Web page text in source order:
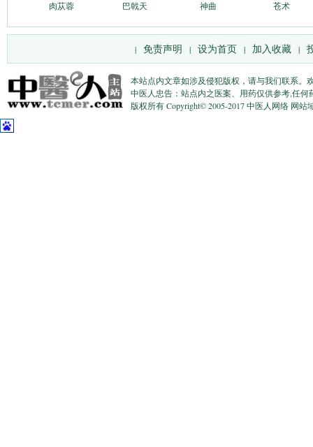
肉苁蓉 巴戟天 神曲 苍术
| 免责声明 | 设为首页 | 加入收藏 |
本站点内文章如涉及侵犯版权，请与我们联系。
中医人忠告：站点内之医案、用药仅供参考,任
版权所有 Copyright© 2005-2017 中医人网络 网站